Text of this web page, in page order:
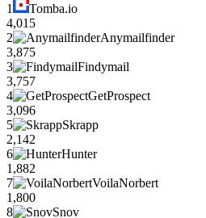
1
Tomba.io
4,015
2
Anymailfinder
3,875
3
Findymail
3,757
4
GetProspect
3,096
5
Skrapp
2,142
6
Hunter
1,882
7
VoilaNorbert
1,800
8
Snov